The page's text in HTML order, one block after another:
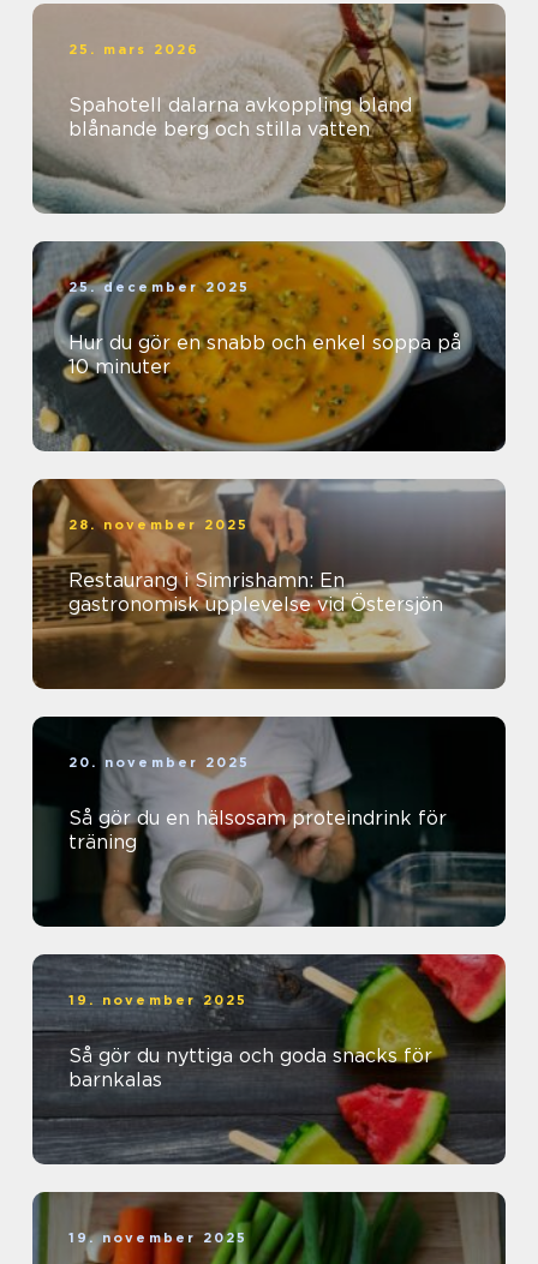
25. mars 2026
Spahotell dalarna avkoppling bland
blånande berg och stilla vatten
25. december 2025
Hur du gör en snabb och enkel soppa på
10 minuter
28. november 2025
Restaurang i Simrishamn: En
gastronomisk upplevelse vid Östersjön
20. november 2025
Så gör du en hälsosam proteindrink för
träning
19. november 2025
Så gör du nyttiga och goda snacks för
barnkalas
19. november 2025